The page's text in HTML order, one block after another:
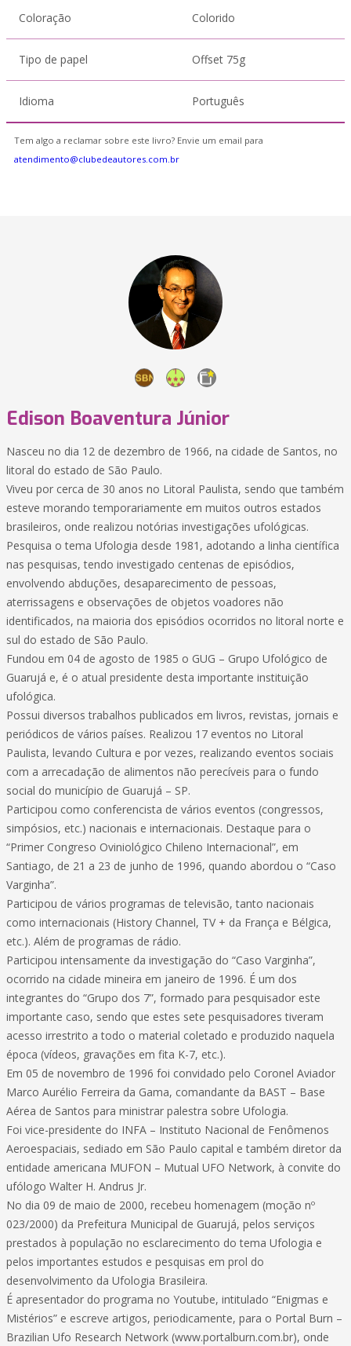
Coloração Colorido
Tipo de papel Offset 75g
Idioma Português
Tem algo a reclamar sobre este livro? Envie um email para
atendimento@clubedeautores.com.br
Edison Boaventura Júnior
Nasceu no dia 12 de dezembro de 1966, na cidade de Santos, no
litoral do estado de São Paulo.
Viveu por cerca de 30 anos no Litoral Paulista, sendo que também
esteve morando temporariamente em muitos outros estados
brasileiros, onde realizou notórias investigações ufológicas.
Pesquisa o tema Ufologia desde 1981, adotando a linha científica
nas pesquisas, tendo investigado centenas de episódios,
envolvendo abduções, desaparecimento de pessoas,
aterrissagens e observações de objetos voadores não
identificados, na maioria dos episódios ocorridos no litoral norte e
sul do estado de São Paulo.
Fundou em 04 de agosto de 1985 o GUG – Grupo Ufológico de
Guarujá e, é o atual presidente desta importante instituição
ufológica.
Possui diversos trabalhos publicados em livros, revistas, jornais e
periódicos de vários países. Realizou 17 eventos no Litoral
Paulista, levando Cultura e por vezes, realizando eventos sociais
com a arrecadação de alimentos não perecíveis para o fundo
social do município de Guarujá – SP.
Participou como conferencista de vários eventos (congressos,
simpósios, etc.) nacionais e internacionais. Destaque para o
“Primer Congreso Oviniológico Chileno Internacional”, em
Santiago, de 21 a 23 de junho de 1996, quando abordou o “Caso
Varginha”.
Participou de vários programas de televisão, tanto nacionais
como internacionais (History Channel, TV + da França e Bélgica,
etc.). Além de programas de rádio.
Participou intensamente da investigação do “Caso Varginha”,
ocorrido na cidade mineira em janeiro de 1996. É um dos
integrantes do “Grupo dos 7”, formado para pesquisador este
importante caso, sendo que estes sete pesquisadores tiveram
acesso irrestrito a todo o material coletado e produzido naquela
época (vídeos, gravações em fita K-7, etc.).
Em 05 de novembro de 1996 foi convidado pelo Coronel Aviador
Marco Aurélio Ferreira da Gama, comandante da BAST – Base
Aérea de Santos para ministrar palestra sobre Ufologia.
Foi vice-presidente do INFA – Instituto Nacional de Fenômenos
Aeroespaciais, sediado em São Paulo capital e também diretor da
entidade americana MUFON – Mutual UFO Network, à convite do
ufólogo Walter H. Andrus Jr.
No dia 09 de maio de 2000, recebeu homenagem (moção nº
023/2000) da Prefeitura Municipal de Guarujá, pelos serviços
prestados à população no esclarecimento do tema Ufologia e
pelos importantes estudos e pesquisas em prol do
desenvolvimento da Ufologia Brasileira.
É apresentador do programa no Youtube, intitulado “Enigmas e
Mistérios” e escreve artigos, periodicamente, para o Portal Burn –
Brazilian Ufo Research Network (www.portalburn.com.br), onde